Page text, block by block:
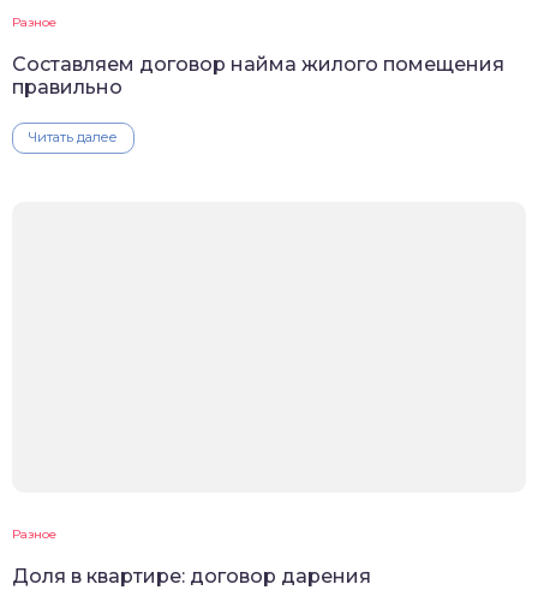
Разное
Составляем договор найма жилого помещения
правильно
Читать далее
Разное
Доля в квартире: договор дарения